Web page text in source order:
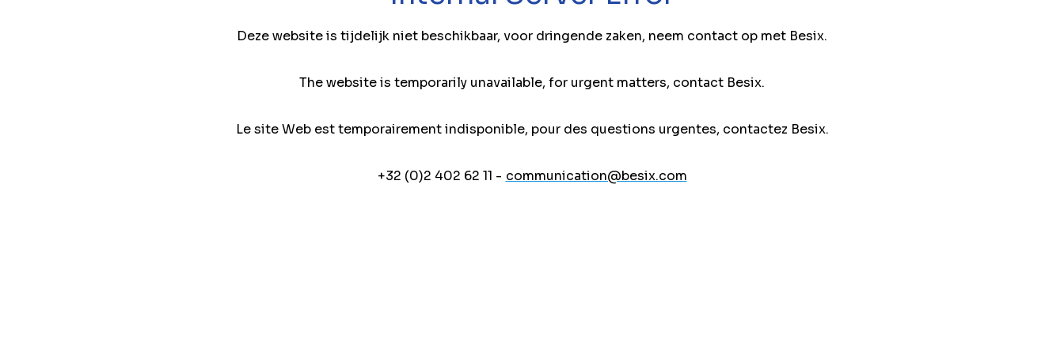
Deze website is tijdelijk niet beschikbaar, voor dringende zaken, neem contact op met Besix.
The website is temporarily unavailable, for urgent matters, contact Besix.
Le site Web est temporairement indisponible, pour des questions urgentes, contactez Besix.
+32 (0)2 402 62 11 - communication@besix.com